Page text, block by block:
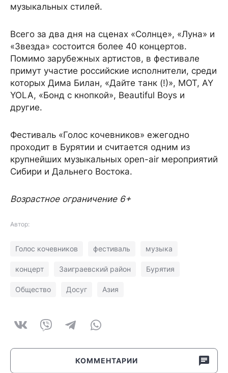
музыкальных стилей.
Всего за два дня на сценах «Солнце», «Луна» и
«Звезда» состоится более 40 концертов.
Помимо зарубежных артистов, в фестивале
примут участие российские исполнители, среди
которых Дима Билан, «Дайте танк (!)», МОТ, AY
YOLA, «Бонд с кнопкой», Beautiful Boys и
другие.
Фестиваль «Голос кочевников» ежегодно
проходит в Бурятии и считается одним из
крупнейших музыкальных open-air мероприятий
Сибири и Дальнего Востока.
Возрастное ограничение 6+
Автор:
Голос кочевников фестиваль музыка
концерт Заиграевский район Бурятия
Общество Досуг Азия
КОММЕНТАРИИ